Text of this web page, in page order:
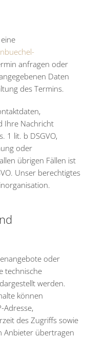
anfragen oder
Daten
des Termins.
Ihre Nachricht
1 lit. b DSGVO,
oder
übrigen Fällen ist
Unser berechtigtes
oder
technische
werden.
können
Adresse,
des Zugriffs sowie
Anbieter übertragen